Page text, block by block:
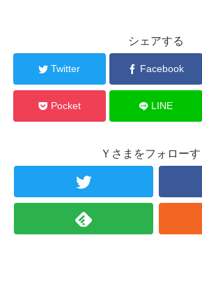
シェアする
Twitter Facebook
Pocket LINE
Ｙさまをフォローす